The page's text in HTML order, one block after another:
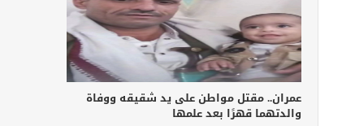
عمران.. مقتل مواطن على يد شقيقه ووفاة
والدتهما قهرًا بعد علمها